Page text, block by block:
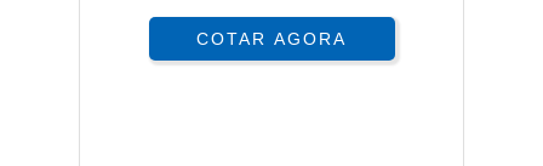
COTAR AGORA